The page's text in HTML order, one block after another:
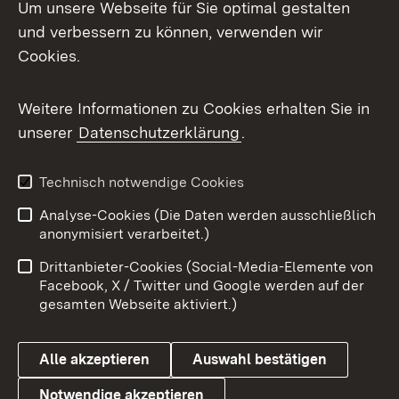
Facebook
X / Twitter
Youtube
Impressum
Kontakt
Barrierefreiheit
Datenschutz
Cookies
Um unsere Webseite für Sie optimal gestalten
und verbessern zu können, verwenden wir
Cookies.
Weitere Informationen zu Cookies erhalten Sie in
unserer Datenschutzerklärung.
Technisch notwendige Cookies
Analyse-Cookies (Die Daten werden ausschließlich
anonymisiert verarbeitet.)
Drittanbieter-Cookies (Social-Media-Elemente von
Facebook, X / Twitter und Google werden auf der
gesamten Webseite aktiviert.)
Alle akzeptieren Auswahl bestätigen
Notwendige akzeptieren